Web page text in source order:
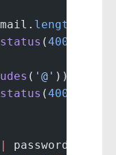
length
status (400
( '@' )) {
status (400
password.